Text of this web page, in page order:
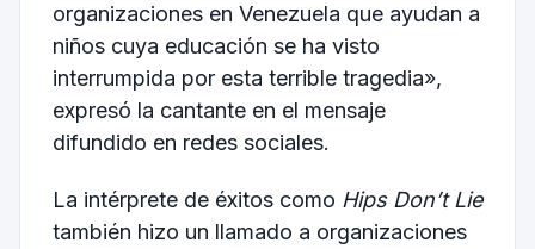
organizaciones en Venezuela que ayudan a
niños cuya educación se ha visto
interrumpida por esta terrible tragedia»,
expresó la cantante en el mensaje
difundido en redes sociales.
La intérprete de éxitos como Hips Don’t Lie
también hizo un llamado a organizaciones